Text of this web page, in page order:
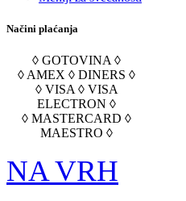
Načini plaćanja
◊ GOTOVINA ◊
◊ AMEX ◊ DINERS ◊
◊ VISA ◊ VISA
ELECTRON ◊
◊ MASTERCARD ◊
MAESTRO ◊
NA VRH